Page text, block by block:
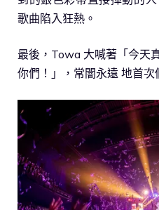
歌曲陷入狂熱。
最後，Towa 大喊著「今天
你們！」，常闇永遠 地首次